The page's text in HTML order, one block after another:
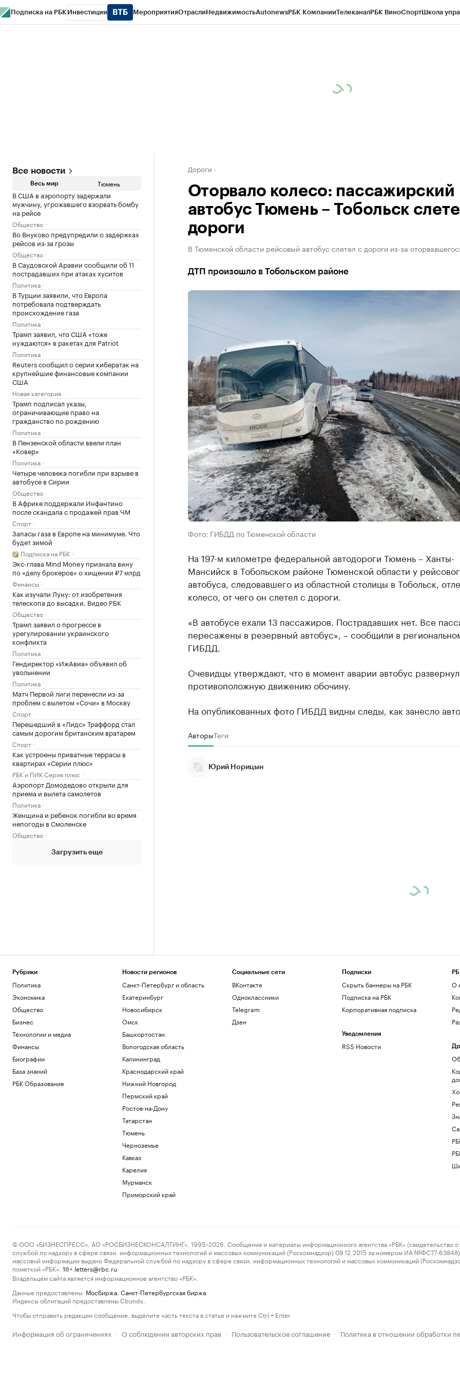
Подписка на РБК Инвестиции МероприятияОтраслиНедвижимостьAutonewsРБК КомпанииТелеканалРБК ВиноСпортШкола
Все новости
Весь мир Тюмень
В США в аэропорту задержали
мужчину, угрожавшего взорвать бомбу
на рейсе
Общество
Во Внуково предупредили о задержках
рейсов из-за грозы
Общество
В Саудовской Аравии сообщили об 11
пострадавших при атаках хуситов
Политика
В Турции заявили, что Европа
потребовала подтверждать
происхождение газа
Политика
Трамп заявил, что США «тоже
нуждаются» в ракетах для Patriot
Политика
Reuters сообщил о серии кибератак на
крупнейшие финансовые компании
США
Новая категория
Трамп подписал указы,
ограничивающие право на
гражданство по рождению
Политика
В Пензенской области ввели план
«Ковер»
Политика
Четыре человека погибли при взрыве в
автобусе в Сирии
Общество
В Африке поддержали Инфантино
после скандала с продажей прав ЧМ
Спорт
Запасы газа в Европе на минимуме. Что
будет зимой
Подписка на РБК
Экс-глава Mind Money признала вину
по «делу брокеров» о хищении ₽7 млрд
Финансы
Как изучали Луну: от изобретения
телескопа до высадки. Видео РБК
Общество
Трамп заявил о прогрессе в
урегулировании украинского
конфликта
Политика
Гендиректор «ИжАвиа» объявил об
увольнении
Политика
Матч Первой лиги перенесли из-за
проблем с вылетом «Сочи» в Москву
Спорт
Перешедший в «Лидс» Траффорд стал
самым дорогим британским вратарем
Спорт
Как устроены приватные террасы в
квартирах «Серии плюс»
РБК и ПИК Серия плюс
Аэропорт Домодедово открыли для
приема и вылета самолетов
Политика
Женщина и ребенок погибли во время
непогоды в Смоленске
Общество
Загрузить еще
Дороги
Оторвало колесо: пассажирский
автобус Тюмень – Тобольск
дороги
В Тюменской области рейсовый автобус слетел с дороги из-за
ДТП произошло в Тобольском районе
Фото: ГИБДД по Тюменской области
На 197-м километре федеральной автодороги Тюмень – Ханты-
Мансийск в Тобольском районе Тюменской области у
автобуса, следовавшего из областной столицы в Тобольск,
колесо, от чего он слетел с дороги.
«В автобусе ехали 13 пассажиров. Пострадавших нет. Все
пересажены в резервный автобус», – сообщили в
ГИБДД.
Очевидцы утверждают, что в момент аварии автобус
противоположную движению обочину.
На опубликованных фото ГИБДД видны следы, как занесло
АвторыТеги
Юрий Норицын
Рубрики
Политика
Экономика
Общество
Бизнес
Технологии и медиа
Финансы
Биографии
База знаний
РБК Образование
Новости регионов
Санкт-Петербург и область
Екатеринбург
Новосибирск
Омск
Башкортостан
Вологодская область
Калининград
Краснодарский край
Нижний Новгород
Пермский край
Ростов-на-Дону
Татарстан
Тюмень
Черноземье
Кавказ
Карелия
Мурманск
Приморский край
Социальные сети
ВКонтакте
Одноклассники
Telegram
Дзен
Подписки
Скрыть баннеры на РБК
Подписка на РБК
Корпоративная подписка
Уведомления
RSS Новости
О
© ООО «БИЗНЕСПРЕСС», АО «РОСБИЗНЕСКОНСАЛТИНГ», 1995–2026. Сообщения и материалы информационного агентства «РБК» (свидетельство о
службой по надзору в сфере связи, информационных технологий и массовых коммуникаций (Роскомнадзор) 09.12.2015 за номером ИА №ФС77-63848)
массовой информации выдано Федеральной службой по надзору в сфере связи, информационных технологий и массовых коммуникаций
пометкой «РБК».
18+ letters@rbc.ru
Владельцем сайта является информационное агентство «РБК».
Данные предоставлены: Мосбиржа Санкт-Петербургская биржа
Индексы облигаций предоставлены Cbonds.
Чтобы отправить редакции сообщение, выделите часть текста в статье и нажмите Ctrl + Enter
Информация об ограничениях · О соблюдении авторских прав · Пользовательское соглашение · Политика в отношении обработки